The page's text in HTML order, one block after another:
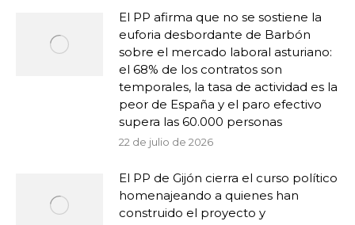
El PP afirma que no se sostiene la
euforia desbordante de Barbón
sobre el mercado laboral asturiano:
el 68% de los contratos son
temporales, la tasa de actividad es la
peor de España y el paro efectivo
supera las 60.000 personas
22 de julio de 2026
El PP de Gijón cierra el curso político
homenajeando a quienes han
construido el proyecto y